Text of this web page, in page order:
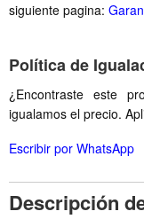
siguiente pagina:
Política de
¿Encontraste este
igualamos el precio.
Escribir por WhatsApp
Descripción